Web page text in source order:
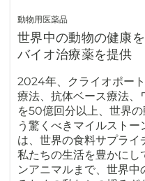
動物用医薬品
世界中の動物の健康
バイオ治療薬を提供
2024年、クライオポー
療法、抗体ベース療法
を50億回分以上、世界
う驚くべきマイルスト
は、世界の食料サプライ
私たちの生活を豊かにし
ンアニマルまで、世界